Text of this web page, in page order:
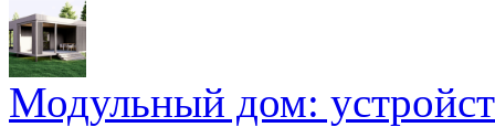
Модульный дом: